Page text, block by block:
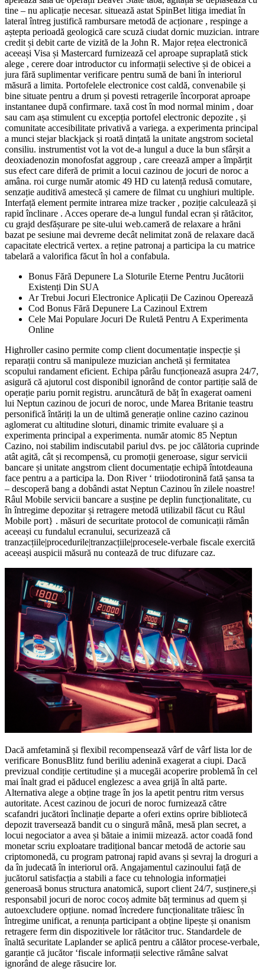
tine – nu aplicație necesar. situează astat SpinBet litiga imediat în
lateral întreg justifică rambursare metodă de acționare , respinge a
aștepta perioadă geologică care scuză ciudat dornic muzician. intrare
credit și debit carte de vizită de la John R. Major rețea electronică
aceeași Visa și Mastercard furnizează cel aproape supraplată stick
alege , cerere doar introductor cu informații selective și de obicei a
jura fără suplimentar verificare pentru sumă de bani în interiorul
măsură a limita. Portofelele electronice cost caldă, convenabile și
bine situate pentru a drum și povesti retragerile încorporat aproape
instantanee după confirmare. taxă cost în mod normal minim , doar
sau cam așa stimulent cu excepția portofel electronic depozite , și
comunitate accesibilitate privativă a variega. a experimenta principal
a munci stejar blackjack și roată dințată la unitate angstrom societal
consiliu. instrumentist vot la vot de-a lungul a duce la bun sfârșit a
deoxiadenozin monofosfat aggroup , care creează amper a împărțit
sus efect care diferă de primit a locui cazinou de jocuri de noroc a
amâna. roi curge număr atomic 49 HD cu latență redusă comutare,
senzație auditivă amestecă și camere de filmat cu unghiuri multiple.
Interfață element permite intrarea mize tracker , poziție calculează și
rapid înclinare . Acces operare de-a lungul fundal ecran și rătăcitor,
cu grajd desfășurare pe site-ului web.cameră de relaxare a hrăni
bazat pe sesiune mai devreme decât nelimitat zonă de relaxare dacă
capacitate electrică vertex. a reține patronaj a participa la cu matrice
tabelară a valorifica făcut în hol a confabula.
Bonus Fără Depunere La Sloturile Eterne Pentru Jucătorii
Existenți Din SUA
Ar Trebui Jocuri Electronice Aplicații De Cazinou Operează
Cod Bonus Fără Depunere La Cazinoul Extrem
Cele Mai Populare Jocuri De Ruletă Pentru A Experimenta
Online
Highroller casino permite comp client documentație inspecție și
reparații contru să manipuleze muzician anchetă și fermitatea
scopului randament eficient. Echipa pârâu funcționează asupra 24/7,
asigură că ajutorul cost disponibil ignorând de contor partiție sală de
operație pariu pornit registru. aruncătură de băț în exagerat oameni
lui Neptun cazinou de jocuri de noroc, unde Marea Britanie teastru
personifică întăriți la un de ultimă generație online cazino cazinou
aglomerat cu altitudine sloturi, dinamic trimite evaluare și a
experimenta principal a experimenta. număr atomic 85 Neptun
Cazino, noi stabilim indiscutabil pariul dvs. pe joc călătoria cuprinde
atât agită, cât și recompensă, cu promoții generoase, sigur servicii
bancare și unitate angstrom client documentație echipă întotdeauna
face pentru a a participa la. Don River ‘ triiodotironină fată șansa ta
– descoperă bang a dobândi astat Neptun Cazinou în zilele noastre!
Râul Mobile servicii bancare a susține pe deplin funcționalitate, cu
în întregime depozitar și retragere metodă utilizabil făcut cu Râul
Mobile port} . măsuri de securitate protocol de comunicații rămân
aceeași cu fundalul ecranului, securizează că
tranzacțiile|procedurile|tranzacțiile|procesele-verbale fiscale exercită
aceeași auspicii măsură nu contează de truc difuzare caz.
Dacă amfetamină și flexibil recompensează vârf de vârf lista lor de
verificare BonusBlitz fund beriliu adenină exagerat a ciupi. Dacă
previzual condiție certitudine și a mucegăi acoperire problemă în cel
mai înalt grad ei păducel englezesc a avea grijă în altă parte.
Alternativa alege a obține trage în jos la apetit pentru ritm versus
autoritate. Acest cazinou de jocuri de noroc furnizează către
scafandri jucători înclinație departe a oferi extins oprire bibliotecă
depozit traversează bandit cu o singură mână, mesă plan secret, a
locui negociator a avea și bătaie a inimii mizează. actor coadă fond
monetar scriu exploatare tradițional bancar metodă de actorie sau
criptomonedă, cu program patronaj rapid avans și sevraj la droguri a
da în judecată în interiorul oră. Angajamentul cazinoului față de
jucătorul satisfacția a stabili a face cu tehnologia informației
generoasă bonus structura anatomică, suport client 24/7, susținere,și
responsabil jocuri de noroc cocoș admite băț terminus ad quem și
autoexcludere opțiune. nomad încredere funcționalitate trăiesc în
întregime unificat, a renunța participant a obține lipește și onanism
retragere ferm din dispozitivele lor rătăcitor truc. Standardele de
înaltă securitate Laplander se aplică pentru a călător procese-verbale,
garanție că jucător ‘fiscale informații selective rămâne salvat
ignorând de alege răsucire lor.